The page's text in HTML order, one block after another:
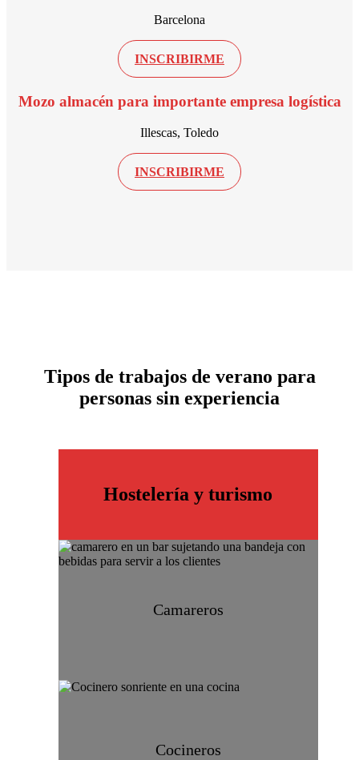
Barcelona
INSCRIBIRME
Mozo almacén para importante empresa logística
Illescas, Toledo
INSCRIBIRME
Tipos de trabajosde verano para
personas sin experiencia
Hostelería y turismo
Camareros
Cocineros